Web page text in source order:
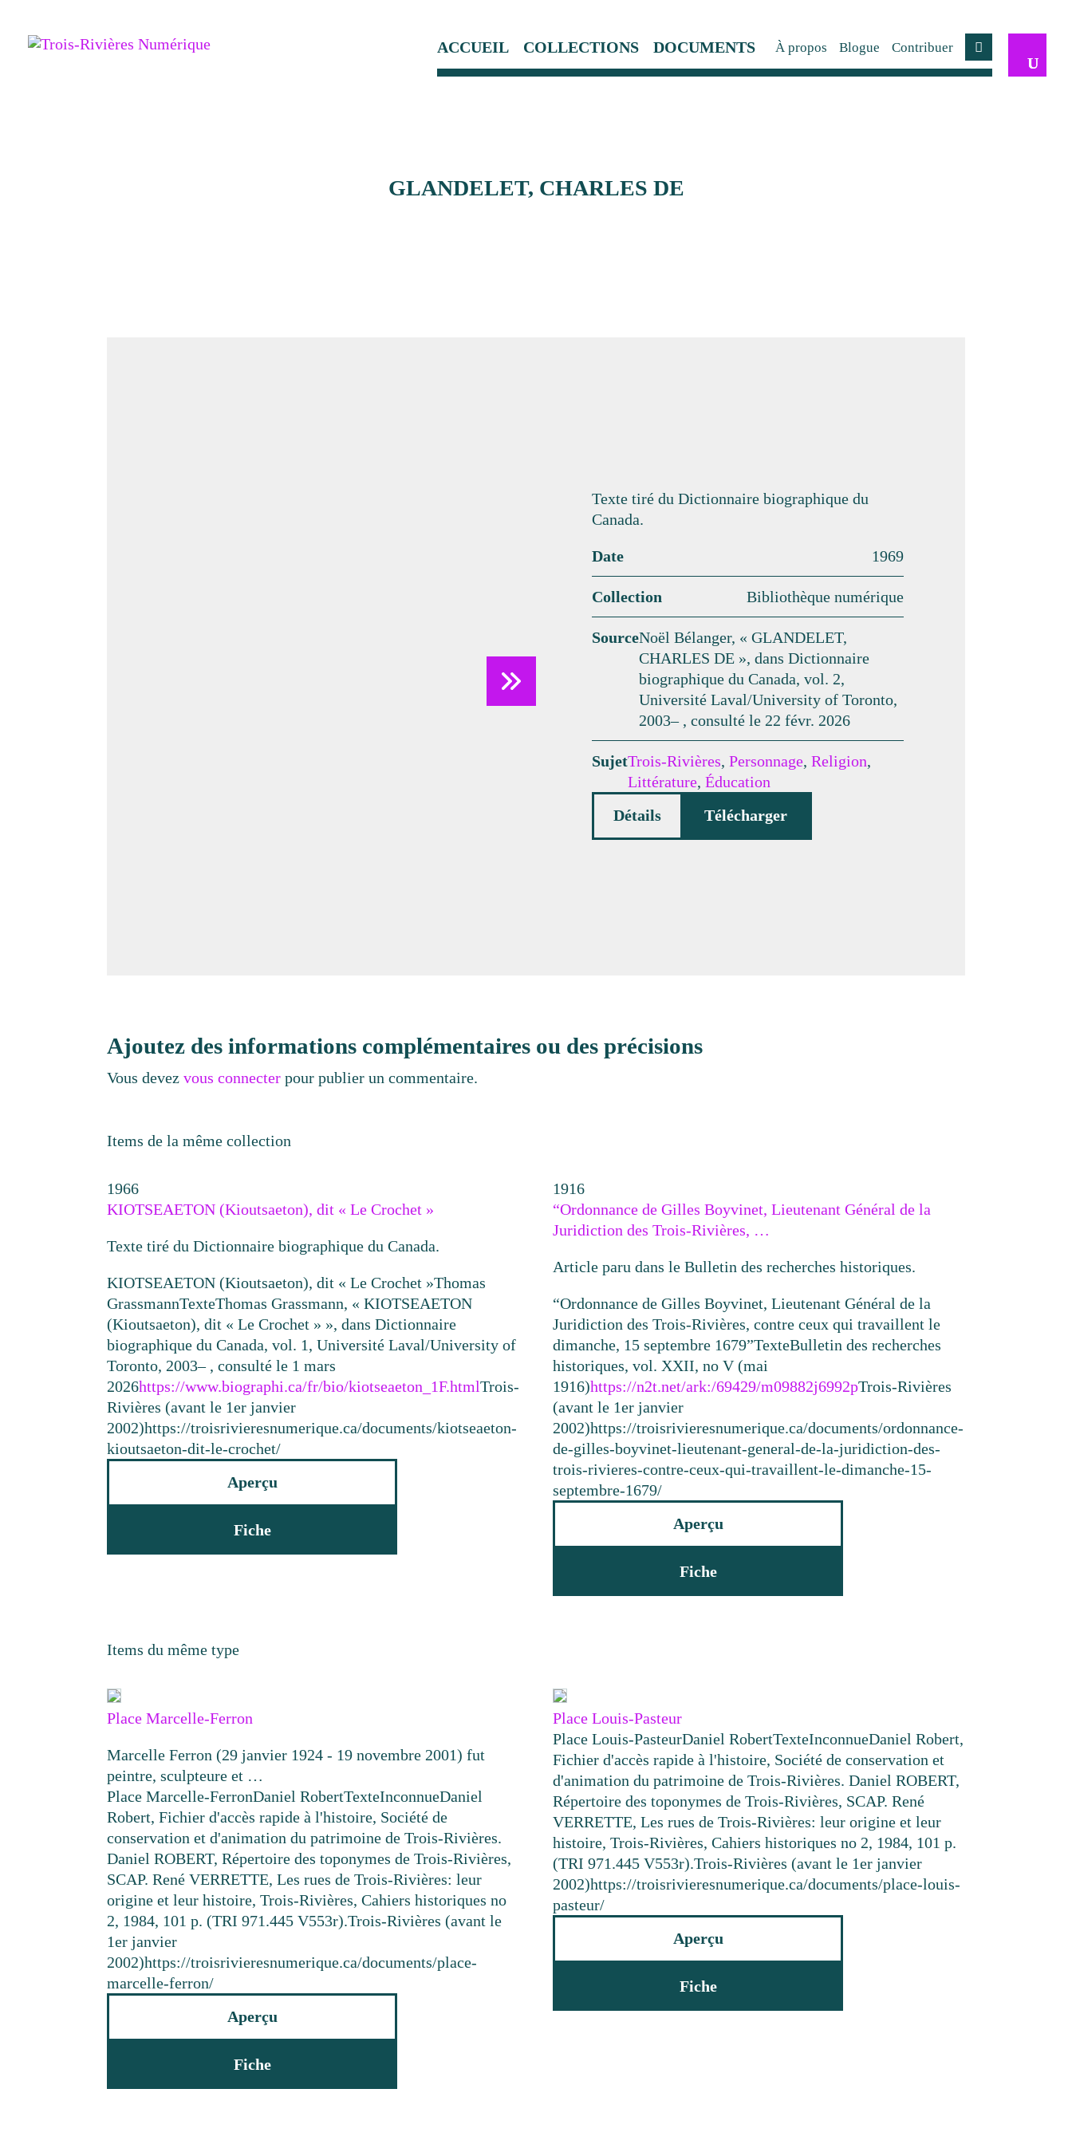
ACCUEIL COLLECTIONS DOCUMENTS À propos Blogue Contribuer Compte
GLANDELET, CHARLES DE
Texte tiré du Dictionnaire biographique du
Canada.
Date 1969
Collection Bibliothèque numérique
SourceNoël Bélanger, « GLANDELET,
CHARLES DE », dans Dictionnaire
biographique du Canada, vol. 2,
Université Laval/University of Toronto,
2003– , consulté le 22 févr. 2026
SujetTrois-Rivières, Personnage, Religion,
Littérature, Éducation
Détails
Télécharger
Ajoutez des informations complémentaires ou des précisions
Vous devezvous connecter pour publier un commentaire.
Items de la même collection
1966
KIOTSEAETON (Kioutsaeton), dit « Le Crochet »
Texte tiré du Dictionnaire biographique du Canada.
KIOTSEAETON (Kioutsaeton), dit « Le Crochet »Thomas
GrassmannTexteThomas Grassmann, « KIOTSEAETON
(Kioutsaeton), dit « Le Crochet » », dans Dictionnaire
biographique du Canada, vol. 1, Université Laval/University of
Toronto, 2003– , consulté le 1 mars
2026https://www.biographi.ca/fr/bio/kiotseaeton_1F.htmlTrois-
Rivières (avant le 1er janvier
2002)https://troisrivieresnumerique.ca/documents/kiotseaeton-
kioutsaeton-dit-le-crochet/
Aperçu
Fiche
1916
“Ordonnance de Gilles Boyvinet, Lieutenant Général de la
Juridiction des Trois-Rivières, …
Article paru dans le Bulletin des recherches historiques.
“Ordonnance de Gilles Boyvinet, Lieutenant Général de la
Juridiction des Trois-Rivières, contre ceux qui travaillent le
dimanche, 15 septembre 1679”TexteBulletin des recherches
historiques, vol. XXII, no V (mai
1916)https://n2t.net/ark:/69429/m09882j6992pTrois-Rivières
(avant le 1er janvier
2002)https://troisrivieresnumerique.ca/documents/ordonnance-
de-gilles-boyvinet-lieutenant-general-de-la-juridiction-des-
trois-rivieres-contre-ceux-qui-travaillent-le-dimanche-15-
septembre-1679/
Aperçu
Fiche
Items du même type
Place Marcelle-Ferron
Marcelle Ferron (29 janvier 1924 - 19 novembre 2001) fut
peintre, sculpteure et …
Place Marcelle-FerronDaniel RobertTexteInconnueDaniel
Robert, Fichier d'accès rapide à l'histoire, Société de
conservation et d'animation du patrimoine de Trois-Rivières.
Daniel ROBERT, Répertoire des toponymes de Trois-Rivières,
SCAP. René VERRETTE, Les rues de Trois-Rivières: leur
origine et leur histoire, Trois-Rivières, Cahiers historiques no
2, 1984, 101 p. (TRI 971.445 V553r).Trois-Rivières (avant le
1er janvier
2002)https://troisrivieresnumerique.ca/documents/place-
marcelle-ferron/
Aperçu
Fiche
Place Louis-Pasteur
Place Louis-PasteurDaniel RobertTexteInconnueDaniel Robert,
Fichier d'accès rapide à l'histoire, Société de conservation et
d'animation du patrimoine de Trois-Rivières. Daniel ROBERT,
Répertoire des toponymes de Trois-Rivières, SCAP. René
VERRETTE, Les rues de Trois-Rivières: leur origine et leur
histoire, Trois-Rivières, Cahiers historiques no 2, 1984, 101 p.
(TRI 971.445 V553r).Trois-Rivières (avant le 1er janvier
2002)https://troisrivieresnumerique.ca/documents/place-louis-
pasteur/
Aperçu
Fiche